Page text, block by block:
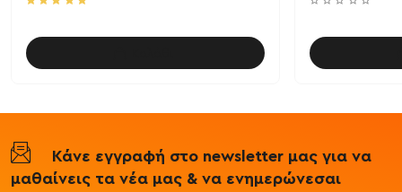
Κάνε εγγραφή στο newsletter μας για να
μαθαίνεις τα νέα μας & να ενημερώνεσαι